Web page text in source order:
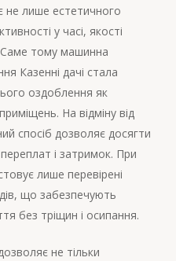
не лише естетичного
у часі, якості
Саме тому машинна
Казенні дачі стала
оздоблення як
На відміну від
спосіб дозволяє досягти
і затримок. При
лише перевірені
що забезпечують
без тріщин і осипання.
не тільки